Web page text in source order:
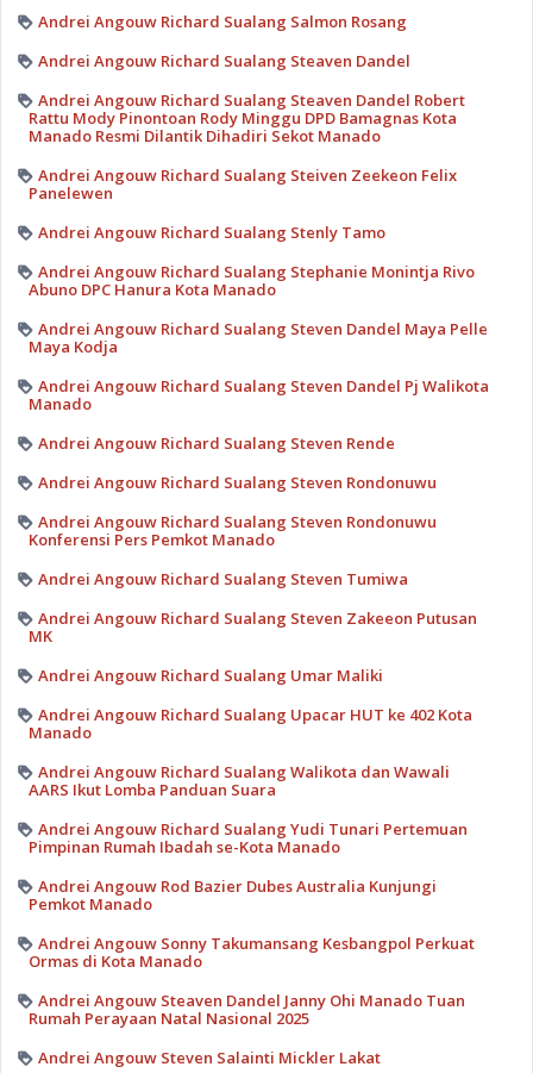
Andrei Angouw Richard Sualang Salmon Rosang
Andrei Angouw Richard Sualang Steaven Dandel
Andrei Angouw Richard Sualang Steaven Dandel Robert
Rattu Mody Pinontoan Rody Minggu DPD Bamagnas Kota
Manado Resmi Dilantik Dihadiri Sekot Manado
Andrei Angouw Richard Sualang Steiven Zeekeon Felix
Panelewen
Andrei Angouw Richard Sualang Stenly Tamo
Andrei Angouw Richard Sualang Stephanie Monintja Rivo
Abuno DPC Hanura Kota Manado
Andrei Angouw Richard Sualang Steven Dandel Maya Pelle
Maya Kodja
Andrei Angouw Richard Sualang Steven Dandel Pj Walikota
Manado
Andrei Angouw Richard Sualang Steven Rende
Andrei Angouw Richard Sualang Steven Rondonuwu
Andrei Angouw Richard Sualang Steven Rondonuwu
Konferensi Pers Pemkot Manado
Andrei Angouw Richard Sualang Steven Tumiwa
Andrei Angouw Richard Sualang Steven Zakeeon Putusan
MK
Andrei Angouw Richard Sualang Umar Maliki
Andrei Angouw Richard Sualang Upacar HUT ke 402 Kota
Manado
Andrei Angouw Richard Sualang Walikota dan Wawali
AARS Ikut Lomba Panduan Suara
Andrei Angouw Richard Sualang Yudi Tunari Pertemuan
Pimpinan Rumah Ibadah se-Kota Manado
Andrei Angouw Rod Bazier Dubes Australia Kunjungi
Pemkot Manado
Andrei Angouw Sonny Takumansang Kesbangpol Perkuat
Ormas di Kota Manado
Andrei Angouw Steaven Dandel Janny Ohi Manado Tuan
Rumah Perayaan Natal Nasional 2025
Andrei Angouw Steven Salainti Mickler Lakat